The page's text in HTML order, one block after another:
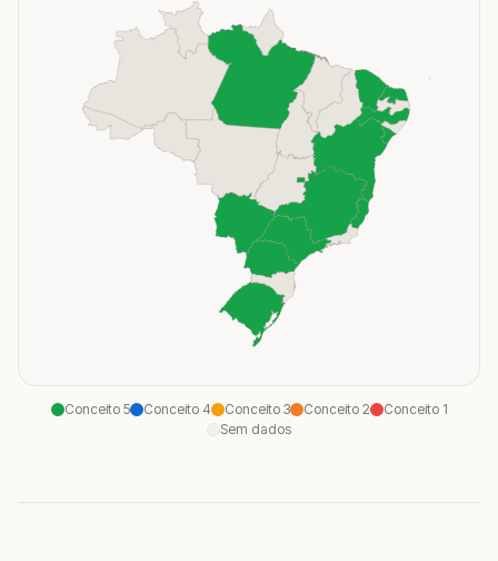
Conceito 5 Conceito 4 Conceito 3 Conceito 2 Conceito 1
Sem dados